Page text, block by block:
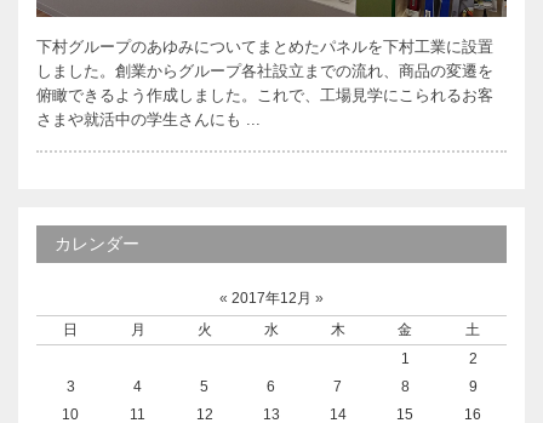
下村グループのあゆみについてまとめたパネルを下村工業に設置
しました。創業からグループ各社設立までの流れ、商品の変遷を
俯瞰できるよう作成しました。これで、工場見学にこられるお客
さまや就活中の学生さんにも ...
カレンダー
« 2017年12月 »
日
月 火 水 木 金
土
1
2
3
4 5 6 7 8
9
10
11 12 13 14 15
16